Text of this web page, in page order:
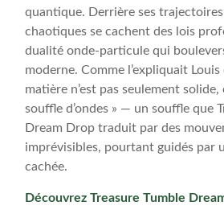
quantique. Derrière ses
chaotiques se cachent des lois
dualité onde-particule qui
moderne. Comme l’expliquait Louis
matière n’est pas seulement
souffle d’ondes » — un souffle que
Dream Drop traduit par des
imprévisibles, pourtant guidés par
cachée.
Découvrez Treasure Tumble